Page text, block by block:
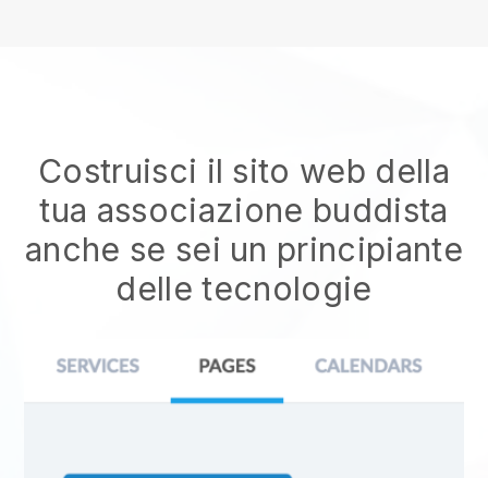
Costruisci il sito web della
tua associazione buddista
anche se sei un principiante
delle tecnologie